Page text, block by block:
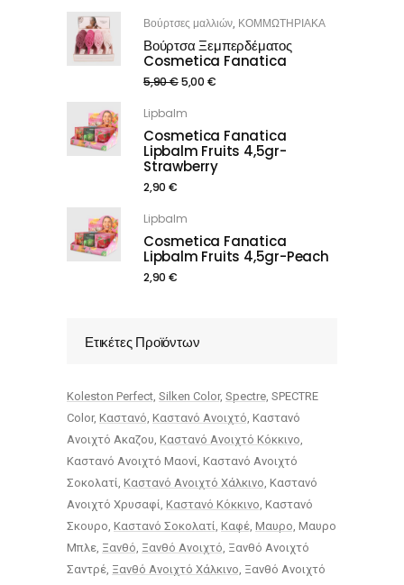
Βούρτσες μαλλιών, ΚΟΜΜΩΤΗΡΙΑΚΑ
Βούρτσα Ξεμπερδέματος
Cosmetica Fanatica
5,90€5,00 €
Lipbalm
Cosmetica Fanatica
Lipbalm Fruits 4,5gr-
Strawberry
2,90 €
Lipbalm
Cosmetica Fanatica
Lipbalm Fruits 4,5gr-Peach
2,90 €
Ετικέτες Προϊόντων
Koleston Perfect Silken Color Spectre SPECTRE
Color Καστανό Καστανό Ανοιχτό Καστανό
Ανοιχτό Ακαζου Καστανό Ανοιχτό Κόκκινο
Καστανό Ανοιχτό Μαονί Καστανό Ανοιχτό
Σοκολατί Καστανό Ανοιχτό Χάλκινο Καστανό
Ανοιχτό Χρυσαφί Καστανό Κόκκινο Καστανό
Σκουρο Καστανό Σοκολατί Καφέ Μαυρο Μαυρο
Μπλε Ξανθό Ξανθό Ανοιχτό Ξανθό Ανοιχτό
Σαντρέ Ξανθό Ανοιχτό Χάλκινο Ξανθό Ανοιχτό